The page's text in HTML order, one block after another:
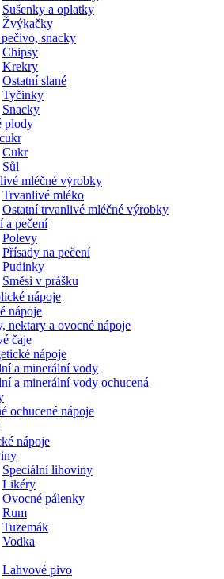
Sušenky a oplatky
Žvýkačky
pečivo, snacky
Chipsy
Krekry
Ostatní slané
Tyčinky
Snacky
plody
Cukr
Sůl
mléčné výrobky
Trvanlivé mléko
Ostatní trvanlivé mléčné výrobky
a pečení
Polevy
Přísady na pečení
Pudinky
Směsi v prášku
nápoje
nápoje
nektary a ovocné nápoje
čaje
nápoje
a minerální vody
a minerální vody ochucená
ochucené nápoje
nápoje
Speciální lihoviny
Likéry
Ovocné pálenky
Rum
Tuzemák
Vodka
Lahvové pivo